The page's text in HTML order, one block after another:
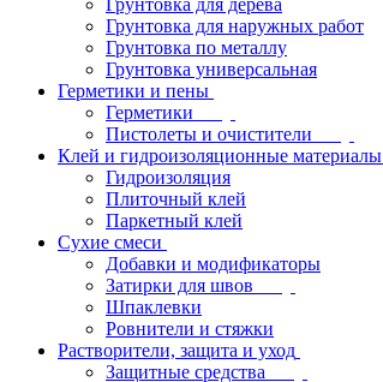
Грунтовка для дерева
Грунтовка для наружных работ
Грунтовка по металлу
Грунтовка универсальная
Герметики и пены
Герметики
Пистолеты и очистители
Клей и гидроизоляционные материалы
Гидроизоляция
Плиточный клей
Паркетный клей
Сухие смеси
Добавки и модификаторы
Затирки для швов
Шпаклевки
Ровнители и стяжки
Растворители, защита и уход
Защитные средства